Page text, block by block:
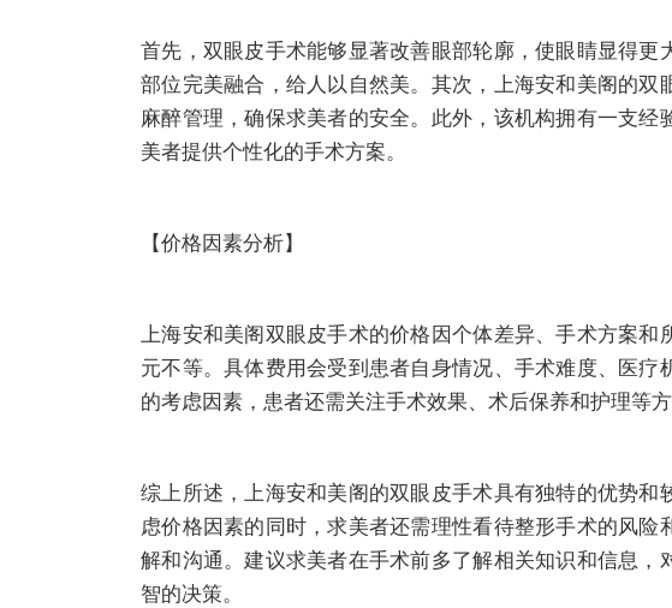
首先，双眼皮手术能够显著改善眼部轮廓，使眼睛显得
部位完美融合，给人以自然美。其次，上海安和美阁的
麻醉管理，确保求美者的安全。此外，该机构拥有一支
美者提供个性化的手术方案。
【价格因素分析】
上海安和美阁双眼皮手术的价格因个体差异、手术方案
元不等。具体费用会受到患者自身情况、手术难度、医
的考虑因素，患者还需关注手术效果、术后保养和护理等方
综上所述，上海安和美阁的双眼皮手术具有独特的优势
虑价格因素的同时，求美者还需理性看待整形手术的风
解和沟通。建议求美者在手术前多了解相关知识和信息
智的决策。